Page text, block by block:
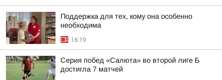
Поддержка для тех, кому она особенно
необходима
16:19
Серия побед «Салюта» во второй лиге Б
достигла 7 матчей